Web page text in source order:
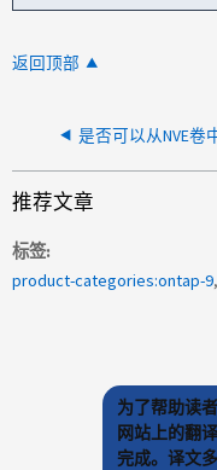
返回顶部
推荐文章
标签
product-categories:ontap-9
为了帮助读
网站上的翻
完成。译文